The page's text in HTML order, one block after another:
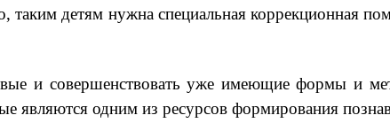
таким детям нужна специальная коррекционная
и совершенствовать уже имеющие формы и
являются одним из ресурсов формирования